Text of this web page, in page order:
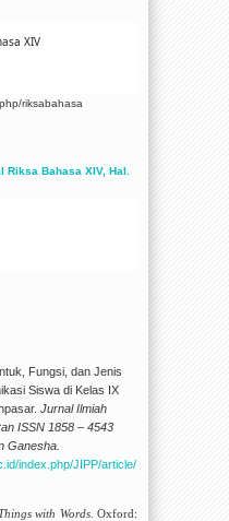
Bahasa XIV
riksabahasa
Riksa Bahasa XIV, Hal.
Fungsi, dan Jenis
Siswa di Kelas IX
Jurnal Ilmiah
ISSN 1858 – 4543
Ganesha
index.php/JIPP/article/
with Words. Oxford: